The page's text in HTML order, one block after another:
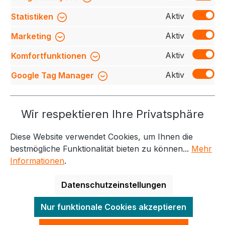
verarbeiteter, modisch schmaler 4-Loch-Knopfl…
Mehr
Bewertungen
Service-Hotline
Weitere Themen
Informationen Kontakt
Alle Preise exkl. gesetzl. Mehrwertsteuer zzgl.
Versandkostenund ggf. Nachnahmegebühren, wenn
nicht anders angegeben.
Statistiken
Aktiv
Marketing
Aktiv
Komfortfunktionen
Aktiv
Google Tag Manager
Aktiv
Wir respektieren Ihre Privatsphäre
Diese Website verwendet Cookies, um Ihnen die
bestmögliche Funktionalität bieten zu können... Mehr
Informationen.
Datenschutzeinstellungen
Nur funktionale Cookies akzeptieren